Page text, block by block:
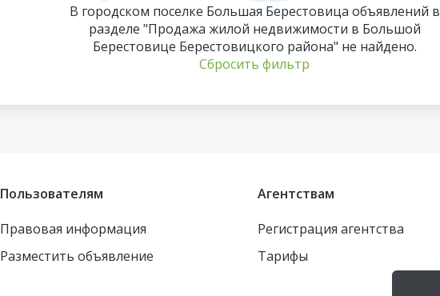
В городском поселке Большая Берестовица объявлений в
разделе "Продажа жилой недвижимости в Большой
Берестовице Берестовицкого района" не найдено.
Сбросить фильтр
Пользователям
Правовая информация
Разместить объявление
Агентствам
Регистрация агентства
Тарифы